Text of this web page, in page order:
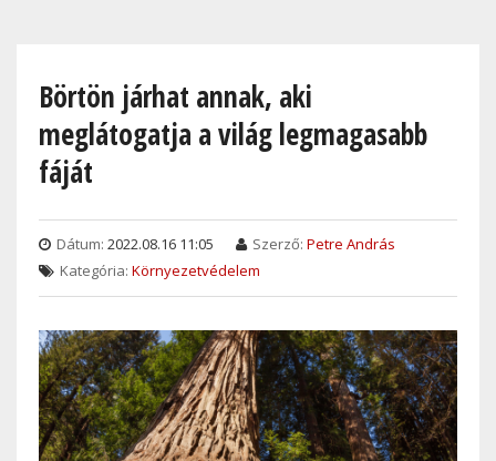
contentBörtön járhat annak, aki
meglátogatja a világ legmagasabb
fáját
Dátum: 2022.08.16 11:05 Szerző: Petre András
Kategória: Környezetvédelem